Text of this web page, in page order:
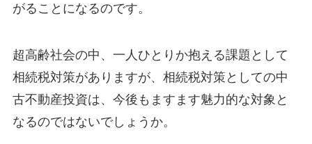
がることになるのです。
超高齢社会の中、一人ひとりか抱える課題として
相続税対策がありますが、相続税対策としての中
古不動産投資は、今後もますます魅力的な対象と
なるのではないでしょうか。